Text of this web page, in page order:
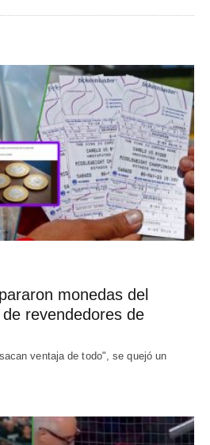
monedas del
revendedores de
ventaja de todo", se quejó un